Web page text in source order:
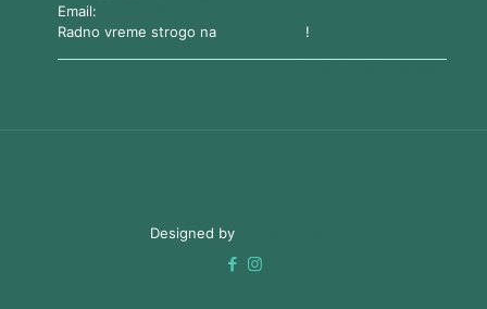
Email:
Radno vreme strogo na
!
Designed by